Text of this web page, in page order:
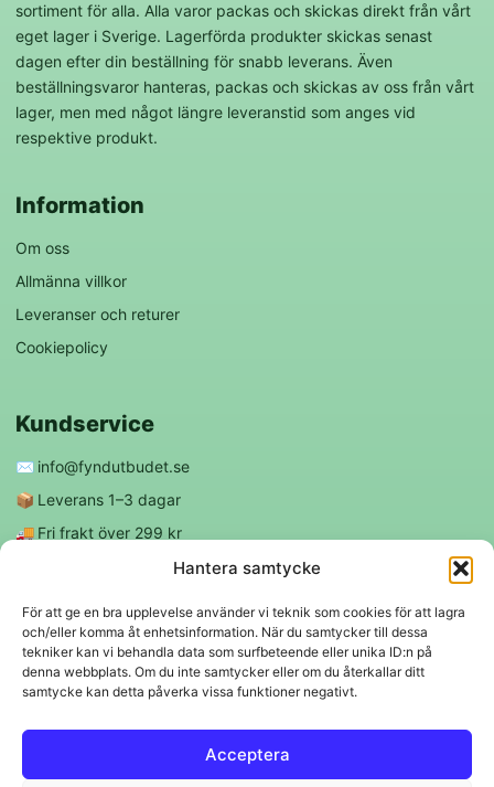
Hantera samtycke
För att ge en bra upplevelse använder vi teknik som cookies för att lagra
och/eller komma åt enhetsinformation. När du samtycker till dessa
tekniker kan vi behandla data som surfbeteende eller unika ID:n på
denna webbplats. Om du inte samtycker eller om du återkallar ditt
samtycke kan detta påverka vissa funktioner negativt.
Acceptera
sortiment för alla. Alla varor packas och skickas direkt från vårt
eget lager i Sverige. Lagerförda produkter skickas senast
dagen efter din beställning för snabb leverans. Även
beställningsvaror hanteras, packas och skickas av oss från vårt
lager, men med något längre leveranstid som anges vid
respektive produkt.
Information
Om oss
Allmänna villkor
Leveranser och returer
Cookiepolicy
Kundservice
✉️ info@fyndutbudet.se
📦 Leverans 1–3 dagar
🚚 Fri frakt över 299 kr
Följ oss
f ◎
Trygga betalningar